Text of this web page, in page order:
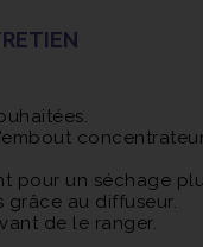
pour un séchage
au diffuseur.
de le ranger.